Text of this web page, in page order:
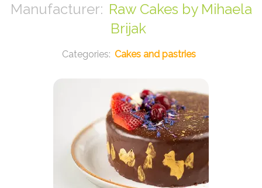
Raw Cakes by Mihaela
Brijak
Cakes and pastries